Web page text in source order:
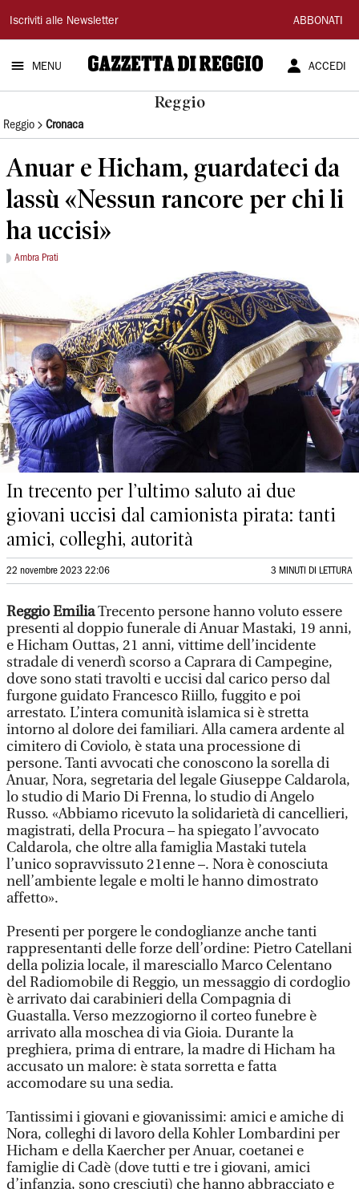
Gazzetta
di
Reggio
Iscriviti alle Newsletter ABBONATI
MENU ACCEDI
Reggio
Reggio Cronaca
Anuar e Hicham, guardateci da
lassù «Nessun rancore per chi li
ha uccisi»
Ambra Prati
In trecento per l’ultimo saluto ai due
giovani uccisi dal camionista pirata: tanti
amici, colleghi, autorità
22 novembre 2023 22:06 3 MINUTI DI LETTURA
Reggio EmiliaTrecento persone hanno voluto essere
presenti al doppio funerale di Anuar Mastaki, 19 anni,
e Hicham Outtas, 21 anni, vittime dell’incidente
stradale di venerdì scorso a Caprara di Campegine,
dove sono stati travolti e uccisi dal carico perso dal
furgone guidato Francesco Riillo, fuggito e poi
arrestato. L’intera comunità islamica si è stretta
intorno al dolore dei familiari. Alla camera ardente al
cimitero di Coviolo, è stata una processione di
persone. Tanti avvocati che conoscono la sorella di
Anuar, Nora, segretaria del legale Giuseppe Caldarola,
lo studio di Mario Di Frenna, lo studio di Angelo
Russo. «Abbiamo ricevuto la solidarietà di cancellieri,
magistrati, della Procura – ha spiegato l’avvocato
Caldarola, che oltre alla famiglia Mastaki tutela
l’unico sopravvissuto 21enne –. Nora è conosciuta
nell’ambiente legale e molti le hanno dimostrato
affetto».
Presenti per porgere le condoglianze anche tanti
rappresentanti delle forze dell’ordine: Pietro Catellani
della polizia locale, il maresciallo Marco Celentano
del Radiomobile di Reggio, un messaggio di cordoglio
è arrivato dai carabinieri della Compagnia di
Guastalla. Verso mezzogiorno il corteo funebre è
arrivato alla moschea di via Gioia. Durante la
preghiera, prima di entrare, la madre di Hicham ha
accusato un malore: è stata sorretta e fatta
accomodare su una sedia.
Tantissimi i giovani e giovanissimi: amici e amiche di
Nora, colleghi di lavoro della Kohler Lombardini per
Hicham e della Kaercher per Anuar, coetanei e
famiglie di Cadè (dove tutti e tre i giovani, amici
d’infanzia, sono cresciuti) che hanno abbracciato e